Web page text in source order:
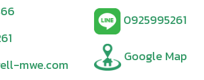
mwe.com
0925995261
Google Map